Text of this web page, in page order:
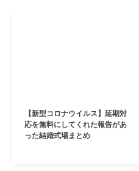
【新型コロナウイルス】延期対
応を無料にしてくれた報告があ
った結婚式場まとめ